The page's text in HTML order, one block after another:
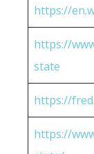
https://
https://
state
https://
https://